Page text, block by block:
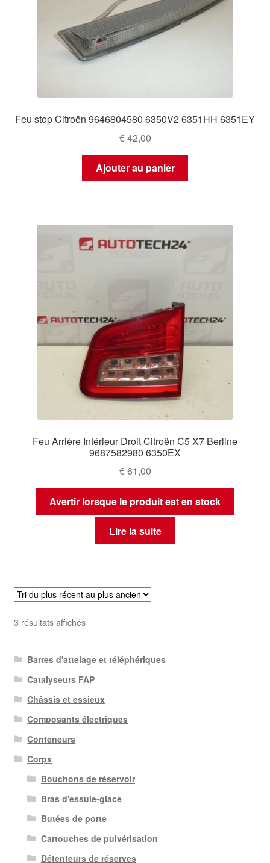
Feu stop Citroën 9646804580 6350V2 6351HH 6351EY
€42,00
Ajouter au panier
Feu Arrière Intérieur Droit Citroën C5 X7 Berline
9687582980 6350EX
€61,00
Avertir lorsque le produit est en stock
Lire la suite
3 résultats affichésTrié
récent
au
plus
ancien
Barres d'attelage et téléphériques
Catalyseurs FAP
Châssis et essieux
Composants électriques
Conteneurs
Corps
Bouchons de réservoir
Bras d'essuie-glace
Butées de porte
Cartouches de pulvérisation
Détenteurs de réserves